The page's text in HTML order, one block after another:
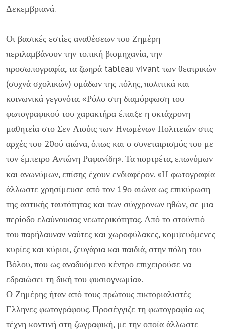
Δεκεμβριανά.
Οι βασικές εστίες αναθέσεων του Ζημέρη
περιλαμβάνουν την τοπική βιομηχανία, την
προσωπογραφία, τα ζωηρά tableau vivant των θεατρικών
(συχνά σχολικών) ομάδων της πόλης, πολιτικά και
κοινωνικά γεγονότα. «Ρόλο στη διαμόρφωση του
φωτογραφικού του χαρακτήρα έπαιξε η οκτάχρονη
μαθητεία στο Σεν Λιούις των Ηνωμένων Πολιτειών στις
αρχές του 20ού αιώνα, όπως και ο συνεταιρισμός του με
τον έμπειρο Αντώνη Ραφανίδη». Τα πορτρέτα, επωνύμων
και ανωνύμων, επίσης έχουν ενδιαφέρον. «Η φωτογραφία
άλλωστε χρησίμευσε από τον 19ο αιώνα ως επικύρωση
της αστικής ταυτότητας και των σύγχρονων ηθών, σε μια
περίοδο ελαύνουσας νεωτερικότητας. Από το στούντιό
του παρήλαυναν ναύτες και χωροφύλακες, κομψευόμενες
κυρίες και κύριοι, ζευγάρια και παιδιά, στην πόλη του
Βόλου, που ως αναδυόμενο κέντρο επιχειρούσε να
εδραιώσει τη δική του φυσιογνωμία».
Ο Ζημέρης ήταν από τους πρώτους πικτοριαλιστές
Ελληνες φωτογράφους. Προσέγγιζε τη φωτογραφία ως
τέχνη κοντινή στη ζωγραφική, με την οποία άλλωστε